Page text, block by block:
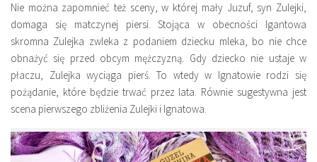
Nie można zapomnieć też sceny, w której mały Juzuf, syn Zulejki,
domaga się matczynej piersi. Stojąca w obecności Igantowa
skromna Zulejka zwleka z podaniem dziecku mleka, bo nie chce
obnażyć się przed obcym mężczyzną. Gdy dziecko nie ustaje w
płaczu, Zulejka wyciąga pierś. To wtedy w Ignatowie rodzi się
pożądanie, które będzie trwać przez lata. Równie sugestywna jest
scena pierwszego zbliżenia Zulejki i Ignatowa.